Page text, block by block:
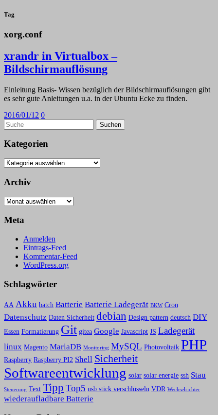
Tag
xorg.conf
xrandr in Virtualbox –
Bildschirmauflösung
Einleitung Basis- Wissen bezüglich der Bildschirmauflösungen gibt
es sehr gute Anleitungen u.a. in der Ubuntu Ecke zu finden.
2016/01/12 0
Kategorien
Kategorien
Archiv
Archiv
Meta
Anmelden
Eintrags-Feed
Kommentar-Feed
WordPress.org
Schlagwörter
AA Akku batch Batterie Batterie Ladegerät BKW Cron
Datenschutz Daten Sicherheit debian Design pattern deutsch DIY
Essen Formatierung Git gitea Google Javascript JS Ladegerät
linux Magento MariaDB Monitoring MySQL Photovoltaik PHP
Raspberry Raspberry PI2 Shell Sicherheit
Softwareentwicklung solar solar energie ssh Stau
Steuerung Text Tipp Top5 usb stick verschlüsseln VDR Wechselrichter
wiederaufladbare Batterie